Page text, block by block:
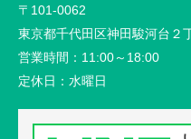
〒101-0062
東京都千代田区神田駿河台２
営業時間： 11:00～18:00
定休日： 水曜日